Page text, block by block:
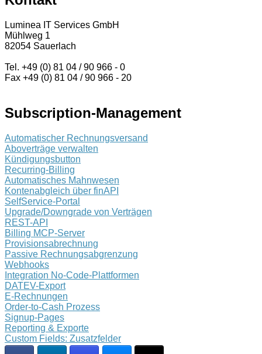
Luminea IT Services GmbH
Mühlweg 1
82054 Sauerlach
Tel. +49 (0) 81 04 / 90 966 - 0
Fax +49 (0) 81 04 / 90 966 - 20
Subscription-Management
Automatischer Rechnungsversand
Aboverträge verwalten
Kündigungsbutton
Recurring-Billing
Automatisches Mahnwesen
Kontenabgleich über finAPI
SelfService-Portal
Upgrade/Downgrade von Verträgen
REST-API
Billing MCP-Server
Provisionsabrechnung
Passive Rechnungsabgrenzung
Webhooks
Integration No-Code-Plattformen
DATEV-Export
E-Rechnungen
Order-to-Cash Prozess
Signup-Pages
Reporting & Exporte
Custom Fields: Zusatzfelder